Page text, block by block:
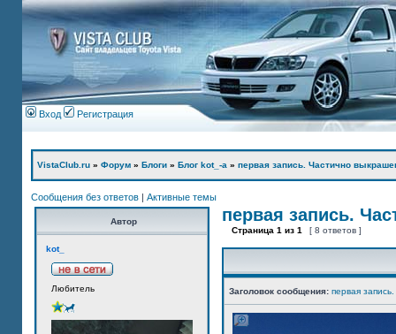
Вход Регистрация
VistaClub.ru » Форум » Блоги » Блог kot_-а » первая запись. Частично
Сообщения без ответов | Активные темы
Автор
kot_
Любитель
первая запись.
Страница 1 из 1 [ 8 ответов ]
Заголовок сообщения: первая